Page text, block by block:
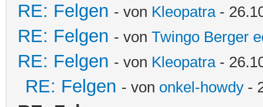
RE: Felgen - von Kleopatra-
RE: Felgen - von Twingo Berger
RE: Felgen - von Kleopatra-
RE: Felgen - von onkel-howdy -